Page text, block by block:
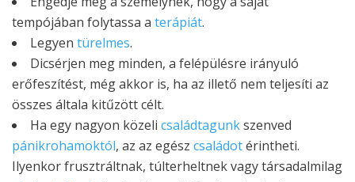
tempójában folytassa a terápiát.
Legyen türelmes.
Dicsérjen meg minden, a felépülésre irányuló
erőfeszítést, még akkor is, ha az illető nem teljesíti az
összes általa kitűzött célt.
Ha egy nagyon közeli családtagunkszenved
pánikrohamoktól, az az egész családotérintheti.
Ilyenkor frusztráltnak, túlterheltnek vagy társadalmilag